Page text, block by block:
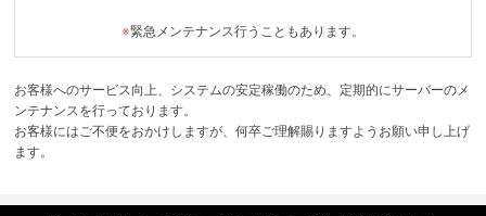
※緊急メンテナンス行うこともあります。
お客様へのサービス向上、システムの安定稼働のため、定期的にサーバーのメ
ンテナンスを行っております。
お客様にはご不便をおかけしますが、何卒ご理解賜りますようお願い申し上げ
ます。